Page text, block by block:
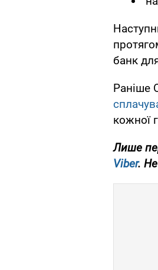
банк
Раніше
кожної
Лише
Viber.